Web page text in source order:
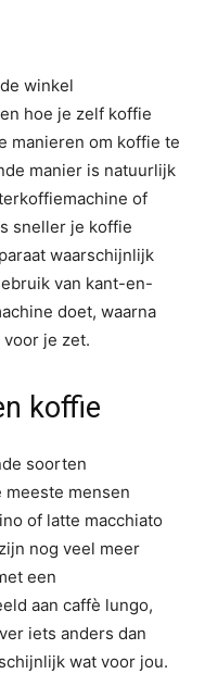
winkel
hoe je zelf koffie
manieren om koffie te
manier is natuurlijk
of
sneller je koffie
waarschijnlijk
van kant-en-
doet, waarna
je zet.
koffie
soorten
mensen
of latte macchiato
nog veel meer
een
aan caffè lungo,
iets anders dan
wat voor jou.